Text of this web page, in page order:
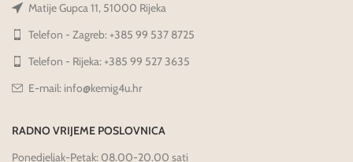
Matije Gupca 11, 51000 Rijeka
Telefon - Zagreb: +385 99 537 8725
Telefon - Rijeka: +385 99 527 3635
E-mail: info@kemig4u.hr
RADNO VRIJEME POSLOVNICA
Ponedjeljak-Petak: 08.00-20.00 sati